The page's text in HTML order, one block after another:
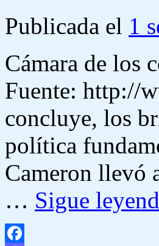
Publicada el 1
Cámara de los
Fuente: http://
concluye, los
política
Cameron llevó
… Sigue